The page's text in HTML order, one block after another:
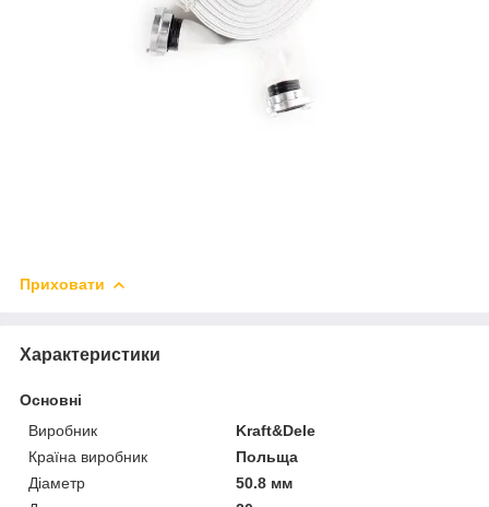
Приховати
Характеристики
Основні
Виробник
Kraft&Dele
Країна виробник
Польща
Діаметр
50.8 мм